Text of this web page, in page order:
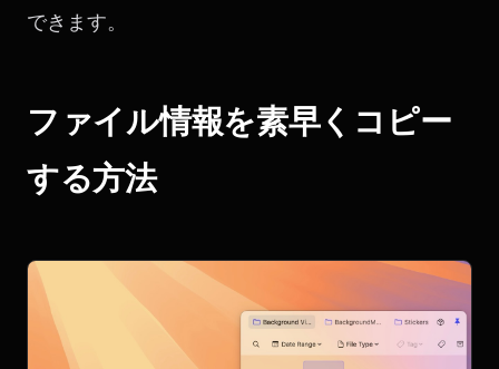
できます。
ファイル情報を素早くコピー
する方法